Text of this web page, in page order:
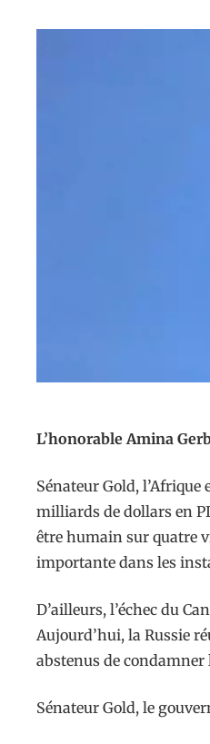
L’honorable Amina
Sénateur Gold,
milliards de dollars en
être humain sur quatre
importante dans les
D’ailleurs, l’échec du
Aujourd’hui, la Russie
abstenus de condamner
Sénateur Gold, le